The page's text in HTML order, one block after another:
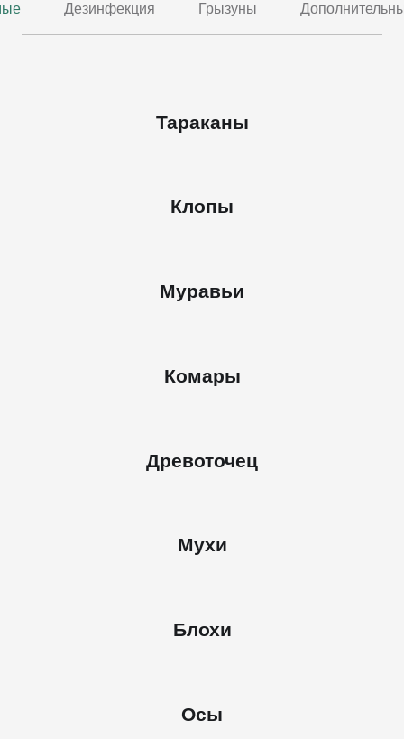
Дезинфекция Грызуны
Тараканы
Клопы
Муравьи
Комары
Древоточец
Мухи
Блохи
Осы